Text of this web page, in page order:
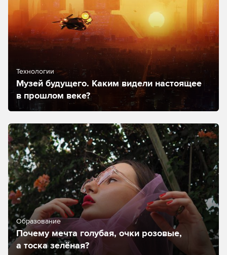
Технологии
Музей будущего. Каким видели настоящее
в прошлом веке?
Образование
Почему мечта голубая, очки розовые,
а тоска зелёная?